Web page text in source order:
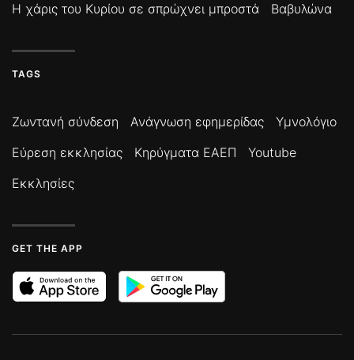
Η χάρις του Κυρίου σε σπρώχνει μπροστά
Βαβυλώνα
TAGS
Ζωντανή σύνδεση Ανάγνωση εφημερίδας
Υμνολόγιο
Εύρεση εκκλησίας
Κηρύγματα ΕΑΕΠ
Youtube
Εκκλησίες
GET THE APP